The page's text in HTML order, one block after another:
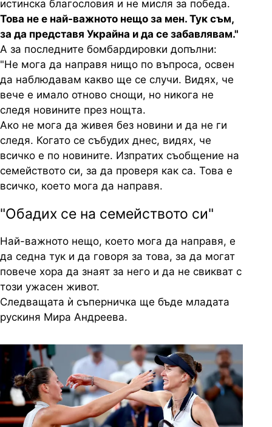
истинска благословия и не мисля за победа.
Това не е най-важното нещо за мен. Тук съм,
за да представя Украйна и да се забавлявам."
А за последните бомбардировки допълни:
"Не мога да направя нищо по въпроса, освен
да наблюдавам какво ще се случи. Видях, че
вече е имало отново снощи, но никога не
следя новините през нощта.
Ако не мога да живея без новини и да не ги
следя. Когато се събудих днес, видях, че
всичко е по новините. Изпратих съобщение на
семейството си, за да проверя как са. Това е
всичко, което мога да направя.
"Обадих се на семейството си"
Най-важното нещо, което мога да направя, е
да седна тук и да говоря за това, за да могат
повече хора да знаят за него и да не свикват с
този ужасен живот.
Следващата ѝ съперничка ще бъде младата
рускиня Мира Андреева.